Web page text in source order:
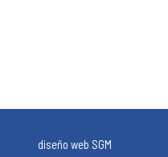
diseño web SGM